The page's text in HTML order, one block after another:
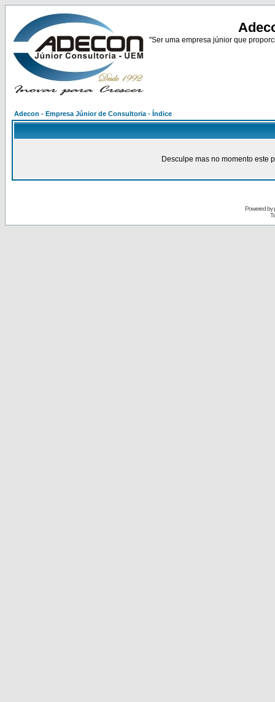
"Ser uma empresa júnior que
Adecon - Empresa Júnior de Consultoria - Índice
Desculpe mas no momento este
Powered by